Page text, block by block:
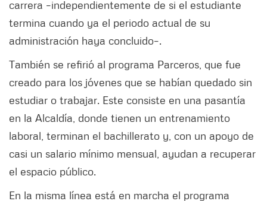
carrera –independientemente de si el estudiante
termina cuando ya el periodo actual de su
administración haya concluido–.
También se refirió al programa Parceros, que fue
creado para los jóvenes que se habían quedado sin
estudiar o trabajar. Este consiste en una pasantía
en la Alcaldía, donde tienen un entrenamiento
laboral, terminan el bachillerato y, con un apoyo de
casi un salario mínimo mensual, ayudan a recuperar
el espacio público.
En la misma línea está en marcha el programa